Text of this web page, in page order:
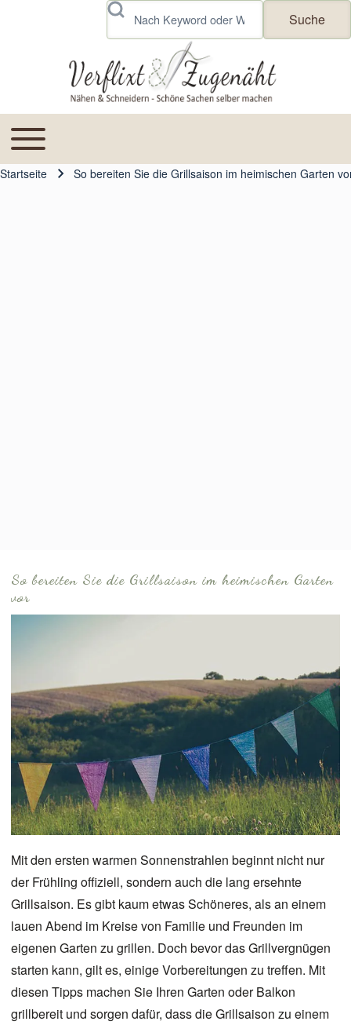
Skip to main navigationSuche
Main navigation
Toggle main menu
Startseite So bereiten Sie die Grillsaison im heimischen Garten
So bereiten Sie die Grillsaison im heimischen Garten
vor
Mit den ersten warmen Sonnenstrahlen beginnt nicht nur
der Frühling offiziell, sondern auch die lang ersehnte
Grillsaison. Es gibt kaum etwas Schöneres, als an einem
lauen Abend im Kreise von Familie und Freunden im
eigenen Garten zu grillen. Doch bevor dasGrillvergnügen
starten kann, gilt es, einige Vorbereitungen zu treffen. Mit
diesen Tipps machen Sie Ihren Garten oder Balkon
grillbereit und sorgen dafür, dass die Grillsaison zu einem